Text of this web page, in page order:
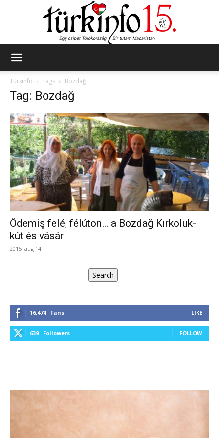
Türkinfo
Tags Bozdağ
Tag: Bozdağ
Ödemiş felé, félúton… a Bozdağ Kırkoluk-
kút és vásár
2015. aug 14.
Search
16,474 Fans LIKE
639 Followers FOLLOW